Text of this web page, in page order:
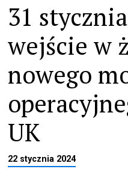
31
wejście w
nowego
UK
22 stycznia 2024